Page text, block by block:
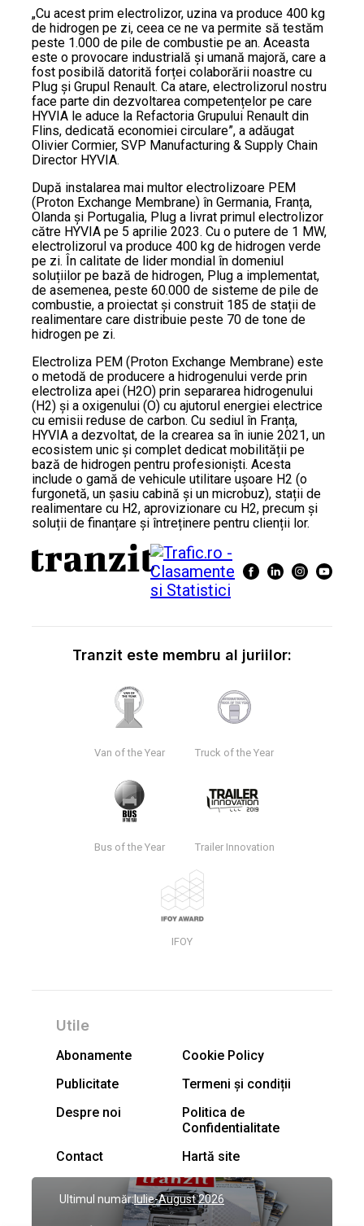
„Cu acest prim electrolizor, uzina va produce 400 kg
de hidrogen pe zi, ceea ce ne va permite să testăm
peste 1.000 de pile de combustie pe an. Aceasta
este o provocare industrială și umană majoră, care a
fost posibilă datorită forței colaborării noastre cu
Plug și Grupul Renault. Ca atare, electrolizorul nostru
face parte din dezvoltarea competențelor pe care
HYVIA le aduce la Refactoria Grupului Renault din
Flins, dedicată economiei circulare”, a adăugat
Olivier Cormier, SVP Manufacturing & Supply Chain
Director HYVIA.
După instalarea mai multor electrolizoare PEM
(Proton Exchange Membrane) în Germania, Franța,
Olanda și Portugalia, Plug a livrat primul electrolizor
către HYVIA pe 5 aprilie 2023. Cu o putere de 1 MW,
electrolizorul va produce 400 kg de hidrogen verde
pe zi. În calitate de lider mondial în domeniul
soluțiilor pe bază de hidrogen, Plug a implementat,
de asemenea, peste 60.000 de sisteme de pile de
combustie, a proiectat și construit 185 de stații de
realimentare care distribuie peste 70 de tone de
hidrogen pe zi.
Electroliza PEM (Proton Exchange Membrane) este
o metodă de producere a hidrogenului verde prin
electroliza apei (H2O) prin separarea hidrogenului
(H2) și a oxigenului (O) cu ajutorul energiei electrice
cu emisii reduse de carbon. Cu sediul în Franța,
HYVIA a dezvoltat, de la crearea sa în iunie 2021, un
ecosistem unic și complet dedicat mobilității pe
bază de hidrogen pentru profesioniști. Acesta
include o gamă de vehicule utilitare ușoare H2 (o
furgonetă, un șasiu cabină și un microbuz), stații de
realimentare cu H2, aprovizionare cu H2, precum și
soluții de finanțare și întreținere pentru clienții lor.
Tranzit este membru al juriilor:
Van of the Year Truck of the Year
Bus of the Year Trailer Innovation
IFOY
Utile
Abonamente
Cookie Policy
Publicitate
Termeni și condiții
Despre noi
Politica de
Confidentialitate
Contact
Hartă site
Ultimul număr:Iulie-August 2026